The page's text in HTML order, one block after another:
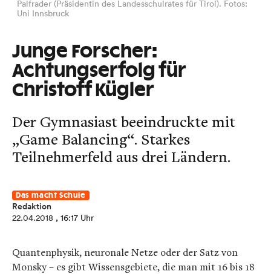
Palfrader (Präsidentin des Landesschulrates für Tirol). Fotos:
Uni Innsbruck
Junge Forscher:
Achtungserfolg für
Christoff Kügler
Der Gymnasiast beeindruckte mit
„Game Balancing“. Starkes
Teilnehmerfeld aus drei Ländern.
Das macht Schule
Redaktion
22.04.2018 , 16:17 Uhr
Quantenphysik, neuronale Netze oder der Satz von
Monsky – es gibt Wissensgebiete, die man mit 16 bis 18